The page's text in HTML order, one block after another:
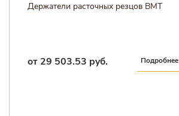
Держатели расточных резцов BMT
от 29 503.53 руб. Подробнее